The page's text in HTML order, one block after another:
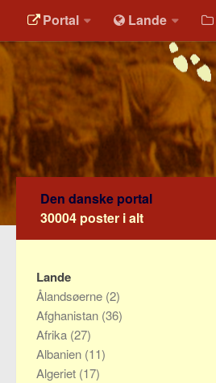
Portal Lande
Den danske portal
30004 poster i alt
Lande
Ålandsøerne (2)
Afghanistan (36)
Afrika (27)
Albanien (11)
Algeriet (17)